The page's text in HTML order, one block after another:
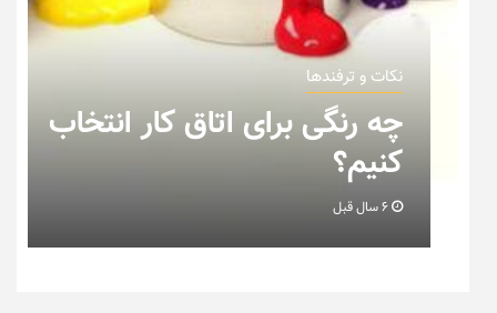
نکات و ترفندها
نکاتی که باید به هنگام چیدمان
خانه عروس بدانیم + تصویر
6 سال قبل